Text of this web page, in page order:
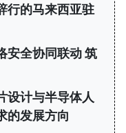
行的马来西亚驻
安全协同联动 筑
设计与半导体人
的发展方向